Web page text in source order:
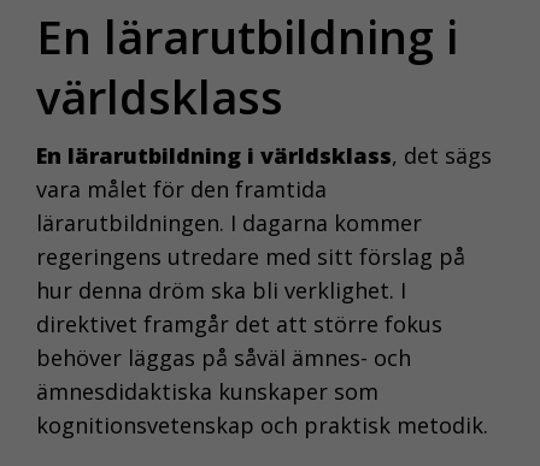
En lärarutbildning i
världsklass
En lärarutbildning i världsklass, det sägs
vara målet för den framtida
lärarutbildningen. I dagarna kommer
regeringens utredare med sitt förslag på
hur denna dröm ska bli verklighet. I
direktivet framgår det att större fokus
behöver läggas på såväl ämnes- och
ämnesdidaktiska kunskaper som
kognitionsvetenskap och praktisk metodik.